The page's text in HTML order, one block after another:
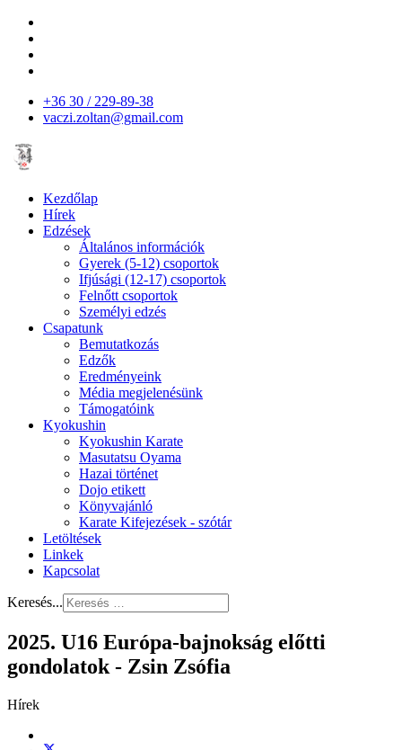
+36 30 / 229-89-38
vaczi.zoltan@gmail.com
Kezdőlap
Hírek
Edzések
Általános információk
Gyerek (5-12) csoportok
Ifjúsági (12-17) csoportok
Felnőtt csoportok
Személyi edzés
Csapatunk
Bemutatkozás
Edzők
Eredményeink
Média megjelenésünk
Támogatóink
Kyokushin
Kyokushin Karate
Masutatsu Oyama
Hazai történet
Dojo etikett
Könyvajánló
Karate Kifejezések - szótár
Letöltések
Linkek
Kapcsolat
Keresés...
2025. U16 Európa-bajnokság előtti
gondolatok - Zsin Zsófia
Hírek